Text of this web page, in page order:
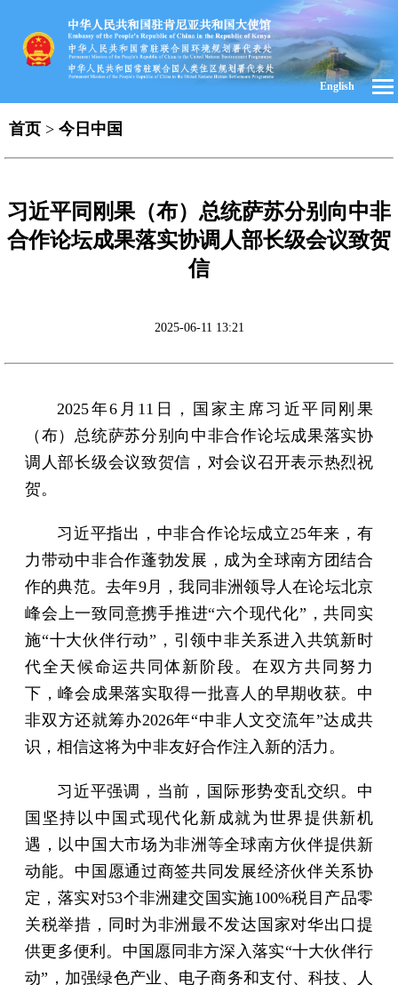
English
首页 > 今日中国
习近平同刚果（布）总统萨苏分别向中非
合作论坛成果落实协调人部长级会议致贺
信
2025-06-11 13:21
2025年6月11日，国家主席习近平同刚果
（布）总统萨苏分别向中非合作论坛成果落实协
调人部长级会议致贺信，对会议召开表示热烈祝
贺。
习近平指出，中非合作论坛成立25年来，有
力带动中非合作蓬勃发展，成为全球南方团结合
作的典范。去年9月，我同非洲领导人在论坛北京
峰会上一致同意携手推进“六个现代化”，共同实
施“十大伙伴行动”，引领中非关系进入共筑新时
代全天候命运共同体新阶段。在双方共同努力
下，峰会成果落实取得一批喜人的早期收获。中
非双方还就筹办2026年“中非人文交流年”达成共
识，相信这将为中非友好合作注入新的活力。
习近平强调，当前，国际形势变乱交织。中
国坚持以中国式现代化新成就为世界提供新机
遇，以中国大市场为非洲等全球南方伙伴提供新
动能。中国愿通过商签共同发展经济伙伴关系协
定，落实对53个非洲建交国实施100%税目产品零
关税举措，同时为非洲最不发达国家对华出口提
供更多便利。中国愿同非方深入落实“十大伙伴行
动”，加强绿色产业、电子商务和支付、科技、人